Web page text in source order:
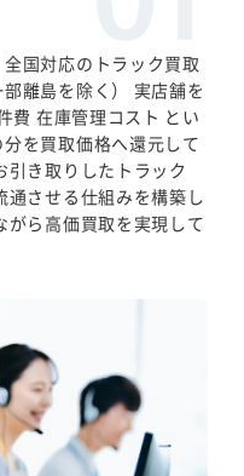
国対応のトラック買取
離島を除く） 実店舗を
費 在庫管理コスト とい
を買取価格へ還元して
引き取りしたトラック
通させる仕組みを構築し
がら高価買取を実現して